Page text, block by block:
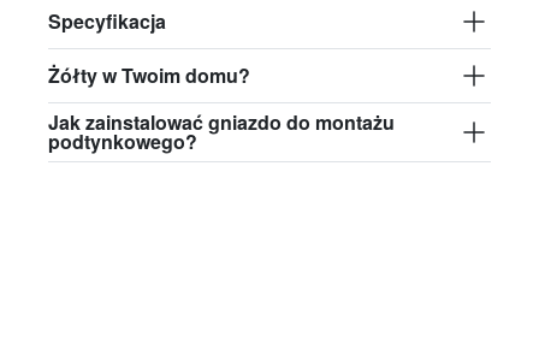
Specyfikacja
Żółty w Twoim domu?
Jak zainstalować gniazdo do montażu
podtynkowego?